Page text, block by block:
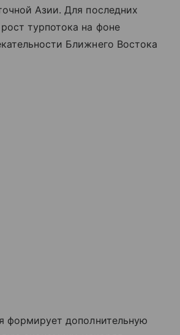
Азии. Для последних
турпотока на фоне
Ближнего Востока
формирует дополнительную